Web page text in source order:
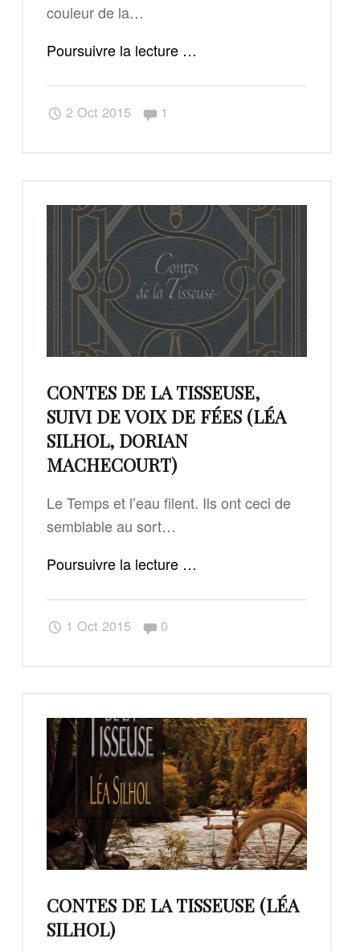
couleur de la…
Poursuivre la lecture …
2 Oct 2015 Commentaires :
1
CONTES DE LA TISSEUSE,
SUIVI DE VOIX DE FÉES (LÉA
SILHOL, DORIAN
MACHECOURT)
Le Temps et l’eau filent. Ils ont ceci de
semblable au sort…
Poursuivre la lecture
de
Fées
(Léa
Silhol,
Dorian
Machecourt)"
…
1 Oct 2015 Commentaires :
0
CONTES DE LA TISSEUSE (LÉA
SILHOL)